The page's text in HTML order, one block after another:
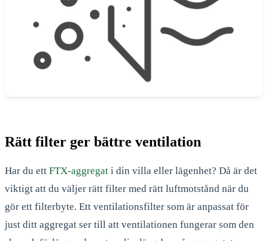
Rätt filter ger bättre ventilation
Har du ett FTX-aggregat i din villa eller lägenhet? Då är det
viktigt att du väljer rätt filter med rätt luftmotstånd när du
gör ett filterbyte. Ett ventilationsfilter som är anpassat för
just ditt aggregat ser till att ventilationen fungerar som den